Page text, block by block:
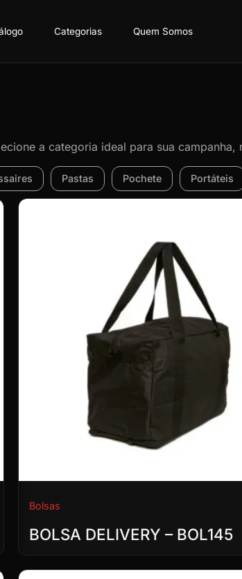
Categorias Quem Somos
a categoria ideal para sua
Pastas Pochete Portáteis
Bolsas
BOLSA DELIVERY – BOL145